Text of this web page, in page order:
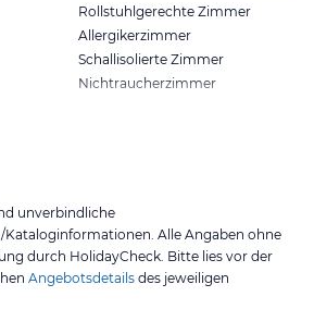
Rollstuhlgerechte Zimmer
Allergikerzimmer
Schallisolierte Zimmer
Nichtraucherzimmer
unverbindliche
Kataloginformationen. Alle Angaben ohne
durch HolidayCheck. Bitte lies vor der
Angebotsdetails des jeweiligen